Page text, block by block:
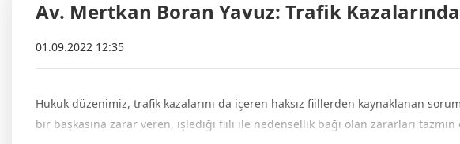
Av. Mertkan Boran Yavuz: Trafik
01.09.2022 12:35
Hukuk düzenimiz, trafik kazalarını da içeren haksız fiillerden kaynaklanan
bir başkasına zarar veren, işlediği fiili ile nedensellik bağı olan zararları